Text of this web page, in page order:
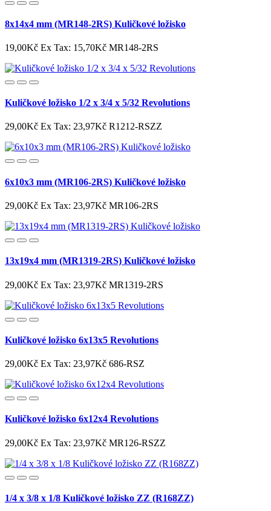
8x14x4 mm (MR148-2RS) Kuličkové ložisko
19,00Kč Ex Tax: 15,70Kč MR148-2RS
Kuličkové ložisko 1/2 x 3/4 x 5/32 Revolutions
29,00Kč Ex Tax: 23,97Kč R1212-RSZZ
6x10x3 mm (MR106-2RS) Kuličkové ložisko
29,00Kč Ex Tax: 23,97Kč MR106-2RS
13x19x4 mm (MR1319-2RS) Kuličkové ložisko
29,00Kč Ex Tax: 23,97Kč MR1319-2RS
Kuličkové ložisko 6x13x5 Revolutions
29,00Kč Ex Tax: 23,97Kč 686-RSZ
Kuličkové ložisko 6x12x4 Revolutions
29,00Kč Ex Tax: 23,97Kč MR126-RSZZ
1/4 x 3/8 x 1/8 Kuličkové ložisko ZZ (R168ZZ)